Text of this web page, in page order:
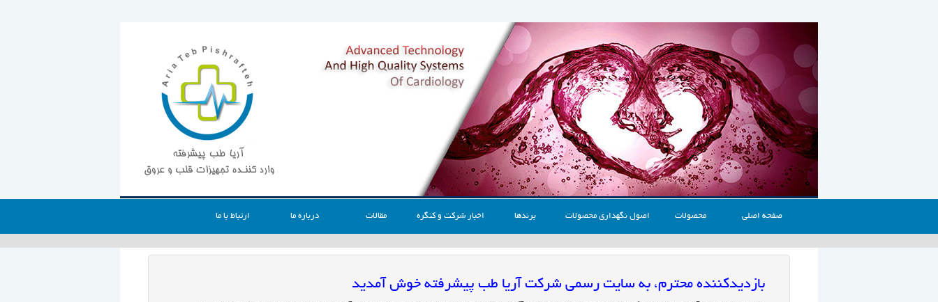
صفحه اصلی محصولات اصول نگهداری محصولات برندها اخبار شرکت و کنگره مقالات درباره ما ارتباط با ما
بازدیدکننده محترم، به سایت رسمی شرکت آریا طب پیشرفته خوش آمدید